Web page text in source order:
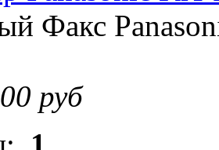
Факс
руб